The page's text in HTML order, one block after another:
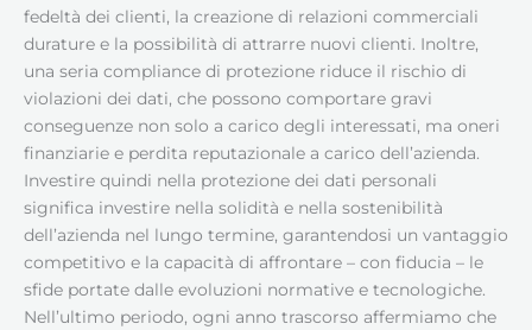
fedeltà dei clienti, la creazione di relazioni commerciali
durature e la possibilità di attrarre nuovi clienti. Inoltre,
una seria compliance di protezione riduce il rischio di
violazioni dei dati, che possono comportare gravi
conseguenze non solo a carico degli interessati, ma oneri
finanziarie e perdita reputazionale a carico dell’azienda.
Investire quindi nella protezione dei dati personali
significa investire nella solidità e nella sostenibilità
dell’azienda nel lungo termine, garantendosi un vantaggio
competitivo e la capacità di affrontare – con fiducia – le
sfide portate dalle evoluzioni normative e tecnologiche.
Nell’ultimo periodo, ogni anno trascorso affermiamo che